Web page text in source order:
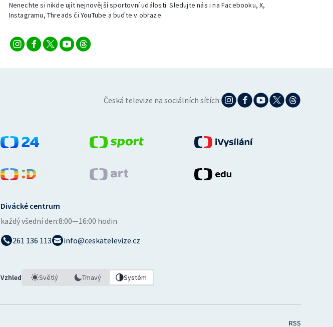
Nenechte si nikde ujít nejnovější sportovní události. Sledujte nás i na Facebooku, X,
Instagramu, Threads či YouTube a buďte v obraze.
Česká televize na sociálních sítích:
Divácké centrum
každý všední den:8:00—16:00 hodin
261 136 113
info@ceskatelevize.cz
Vzhled Světlý Tmavý Systém
RSS